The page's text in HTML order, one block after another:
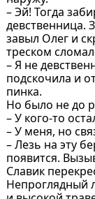
– Эй! Тогда
девственница.
завыл Олег и
треском
– Я не
подскочила и
пинка.
Но было не до
– У кого-то
– У меня, но
– Лезь на эту
появится.
Славик
Непроглядный